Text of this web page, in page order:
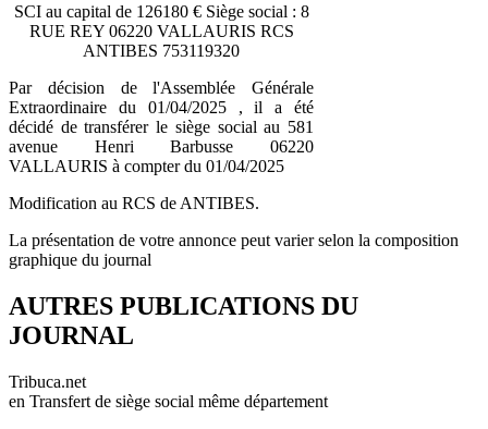
SCI au capital de 126180 € Siège social : 8
RUE REY 06220 VALLAURIS RCS
ANTIBES 753119320
Par décision de l'Assemblée Générale
Extraordinaire du 01/04/2025 , il a été
décidé de transférer le siège social au 581
avenue Henri Barbusse 06220
VALLAURIS à compter du 01/04/2025
Modification au RCS de ANTIBES.
La présentation de votre annonce peut varier selon la composition
graphique du journal
AUTRES PUBLICATIONS DU
JOURNAL
Tribuca.net
en Transfert de siège social même département